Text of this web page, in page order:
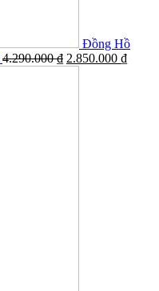
Đồng Hồ
4.290.000₫ 2.850.000 ₫